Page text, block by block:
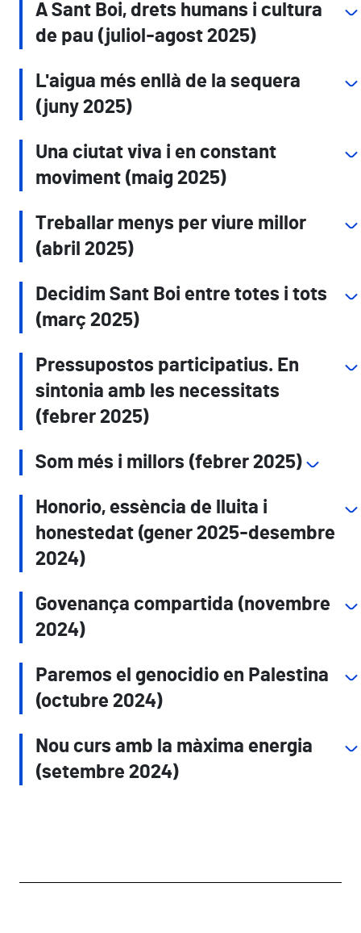
A Sant Boi, drets humans i cultura
de pau (juliol-agost 2025)
L'aigua més enllà de la sequera
(juny 2025)
Una ciutat viva i en constant
moviment (maig 2025)
Treballar menys per viure millor
(abril 2025)
Decidim Sant Boi entre totes i tots
(març 2025)
Pressupostos participatius. En
sintonia amb les necessitats
(febrer 2025)
Som més i millors (febrer 2025)
Honorio, essència de lluita i
honestedat (gener 2025-desembre
2024)
Govenança compartida (novembre
2024)
Paremos el genocidio en Palestina
(octubre 2024)
Nou curs amb la màxima energia
(setembre 2024)